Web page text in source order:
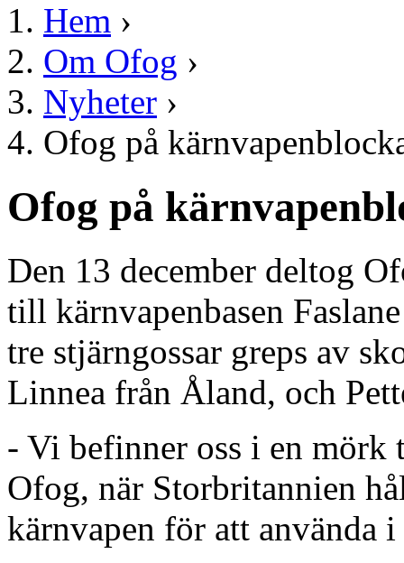
Hem ›
Om Ofog ›
Nyheter ›
Ofog på
Ofog på
Den 13 december deltog
till kärnvapenbasen
tre stjärngossar greps av
Linnea från Åland, och
- Vi befinner oss i en mörk
Ofog, när Storbritannien
kärnvapen för att använda